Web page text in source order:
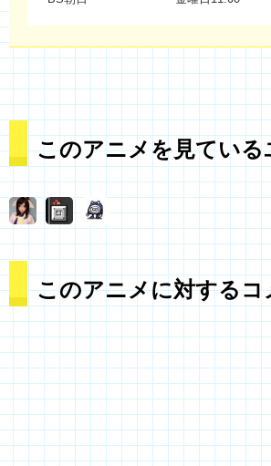
このアニメを見ている
このアニメに対するコ